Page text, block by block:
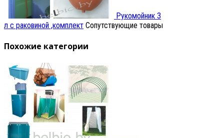
Рукомойник 3
л с раковиной ,комплект Сопутствующие товары
Похожие категории